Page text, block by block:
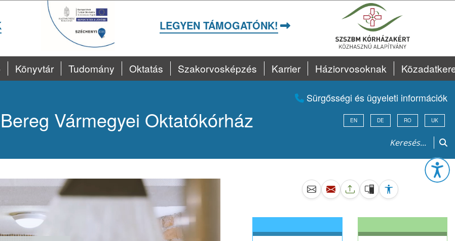
LEGYEN TÁMOGATÓNK!
Könyvtár Tudomány Oktatás Szakorvosképzés Karrier Háziorvosoknak
Vármegyei Oktatókórház
Sürgősségi és ügyeleti információk
EN DE RO UK